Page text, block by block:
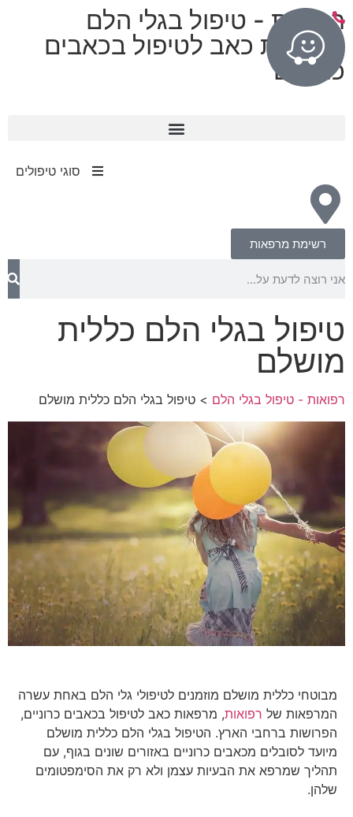
רפואות - טיפול בגלי הלם
מרפאות כאב לטיפול בכאבים
כרוניים
סוגי טיפולים
רשימת מרפאות
טיפול בגלי הלם כללית
מושלם
רפואות - טיפול בגלי הלם > טיפול בגלי הלם כללית מושלם
מבוטחי כללית מושלם מוזמנים לטיפולי גלי הלם באחת עשרה
המרפאות של רפואות, מרפאות כאב לטיפול בכאבים כרוניים,
הפרושות ברחבי הארץ. הטיפול בגלי הלם כללית מושלם
מיועד לסובלים מכאבים כרוניים באזורים שונים בגוף, עם
תהליך שמרפא את הבעיות עצמן ולא רק את הסימפטומים
שלהן.